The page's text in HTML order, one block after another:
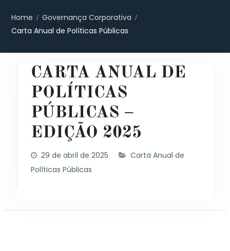
Home
Governança Corporativa
Carta Anual de Políticas Públicas
CARTA ANUAL DE
POLÍTICAS
PÚBLICAS –
EDIÇÃO 2025
29 de abril de 2025
Carta Anual de
Políticas Públicas